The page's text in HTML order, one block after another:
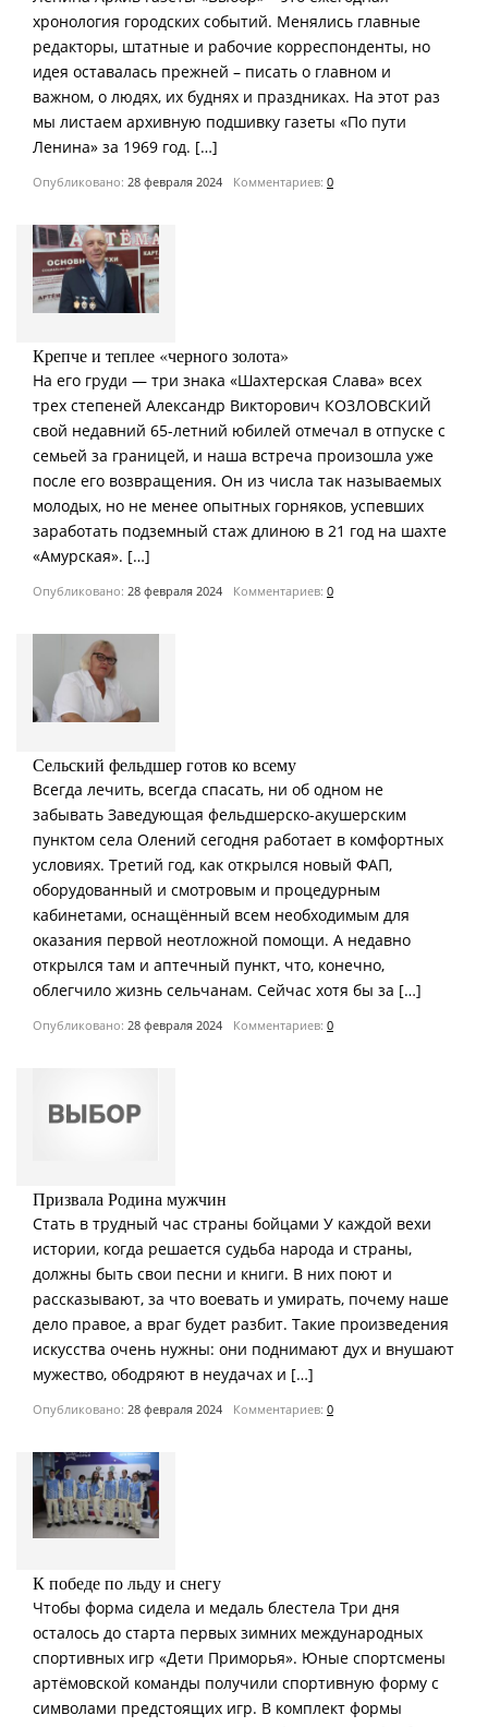
хронология городских событий. Менялись главные
редакторы, штатные и рабочие корреспонденты, но
идея оставалась прежней – писать о главном и
важном, о людях, их буднях и праздниках. На этот раз
мы листаем архивную подшивку газеты «По пути
Ленина» за 1969 год. […]
Опубликовано: 28 февраля 2024 Комментариев: 0
Крепче и теплее «черного золота»
На его груди — три знака «Шахтерская Слава» всех
трех степеней Александр Викторович КОЗЛОВСКИЙ
свой недавний 65-летний юбилей отмечал в отпуске с
семьей за границей, и наша встреча произошла уже
после его возвращения. Он из числа так называемых
молодых, но не менее опытных горняков, успевших
заработать подземный стаж длиною в 21 год на шахте
«Амурская». […]
Опубликовано: 28 февраля 2024 Комментариев: 0
Сельский фельдшер готов ко всему
Всегда лечить, всегда спасать, ни об одном не
забывать Заведующая фельдшерско-акушерским
пунктом села Олений сегодня работает в комфортных
условиях. Третий год, как открылся новый ФАП,
оборудованный и смотровым и процедурным
кабинетами, оснащённый всем необходимым для
оказания первой неотложной помощи. А недавно
открылся там и аптечный пункт, что, конечно,
облегчило жизнь сельчанам. Сейчас хотя бы за […]
Опубликовано: 28 февраля 2024 Комментариев: 0
Призвала Родина мужчин
Стать в трудный час страны бойцами У каждой вехи
истории, когда решается судьба народа и страны,
должны быть свои песни и книги. В них поют и
рассказывают, за что воевать и умирать, почему наше
дело правое, а враг будет разбит. Такие произведения
искусства очень нужны: они поднимают дух и внушают
мужество, ободряют в неудачах и […]
Опубликовано: 28 февраля 2024 Комментариев: 0
К победе по льду и снегу
Чтобы форма сидела и медаль блестела Три дня
осталось до старта первых зимних международных
спортивных игр «Дети Приморья». Юные спортсмены
артёмовской команды получили спортивную форму с
символами предстоящих игр. В комплект формы